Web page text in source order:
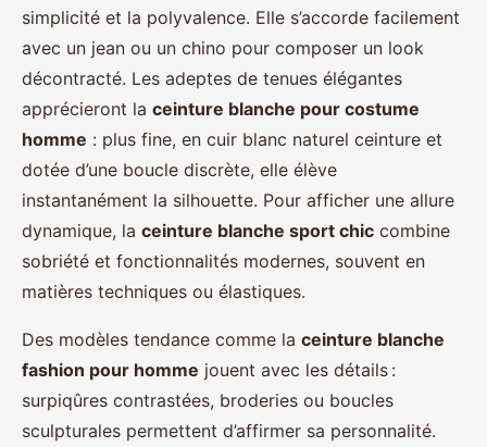
simplicité et la polyvalence. Elle s’accorde facilement
avec un jean ou un chino pour composer un look
décontracté. Les adeptes de tenues élégantes
apprécieront la ceinture blanche pour costume
homme : plus fine, en cuir blanc naturel ceinture et
dotée d’une boucle discrète, elle élève
instantanément la silhouette. Pour afficher une allure
dynamique, la ceinture blanche sport chic combine
sobriété et fonctionnalités modernes, souvent en
matières techniques ou élastiques.
Des modèles tendance comme la ceinture blanche
fashion pour homme jouent avec les détails :
surpiqûres contrastées, broderies ou boucles
sculpturales permettent d’affirmer sa personnalité.